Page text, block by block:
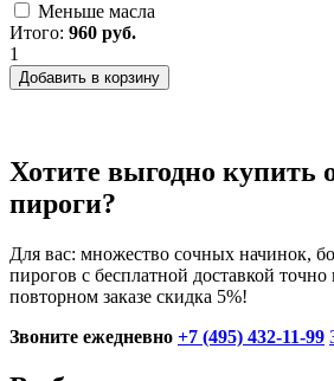
Меньше масла
Итого: 960 руб.
1
Добавить в корзину
Хотите выгодно купить
пироги?
Для вас: множество сочных начинок,
пирогов с бесплатной доставкой
повторном заказе скидка 5%!
Звоните ежедневно +7 (495) 432-11-99